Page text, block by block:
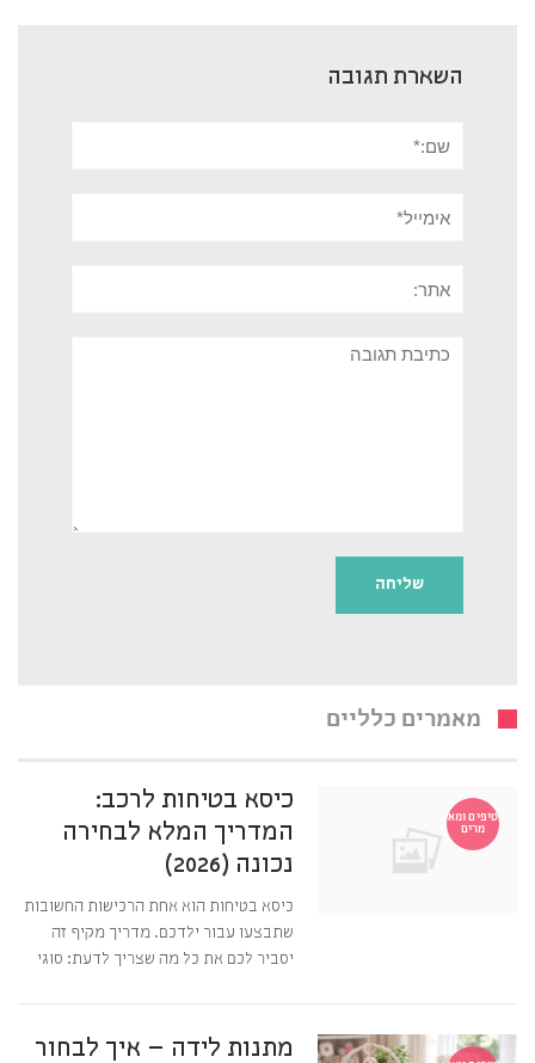
השארת תגובה
מאמרים כלליים
טיפים ומא
מרים
כיסא בטיחות לרכב:
המדריך המלא לבחירה
נכונה (2026)
כיסא בטיחות הוא אחת הרכישות החשובות
שתבצעו עבור ילדכם. מדריך מקיף זה
יסביר לכם את כל מה שצריך לדעת: סוגי
מתנות לידה – איך לבחור